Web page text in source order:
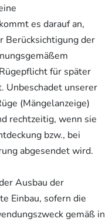
es darauf an,
Berücksichtigung der
für später
Unbeschadet unserer
(Mängelanzeige)
rechtzeitig, wenn sie
bzw., bei
abgesendet wird.
Ausbau der
Einbau, sofern die
gemäß in